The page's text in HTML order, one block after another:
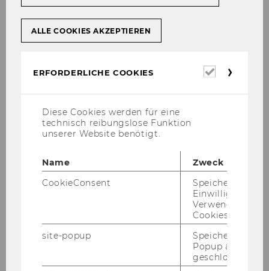
ALLE COOKIES AKZEPTIEREN
ERFORDERLICHE COOKIES
Diese Cookies werden für eine
technisch reibungslose Funktion
unserer Website benötigt.
Name
Zweck
CookieConsent
Speichert Ihre
Einwilligung zur
Verwendung von
Cookies.
site-popup
Speichert ob ein
Popup
geschlossen